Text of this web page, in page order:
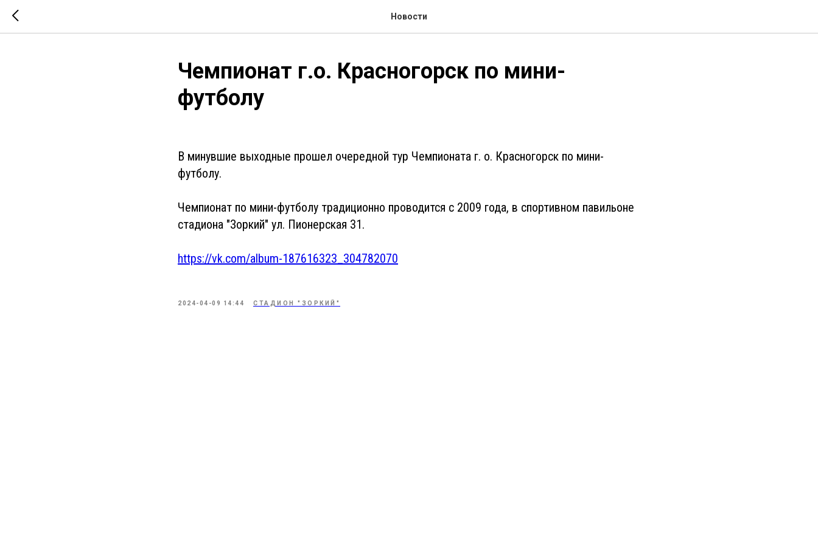
Новости
Чемпионат г.о. Красногорск по мини-
футболу
В минувшие выходные прошел очередной тур Чемпионата г. о. Красногорск по мини-
футболу.
Чемпионат по мини-футболу традиционно проводится с 2009 года, в спортивном павильоне
стадиона "Зоркий" ул. Пионерская 31.
https://vk.com/album-187616323_304782070
2024-04-09 14:44 СТАДИОН "ЗОРКИЙ"